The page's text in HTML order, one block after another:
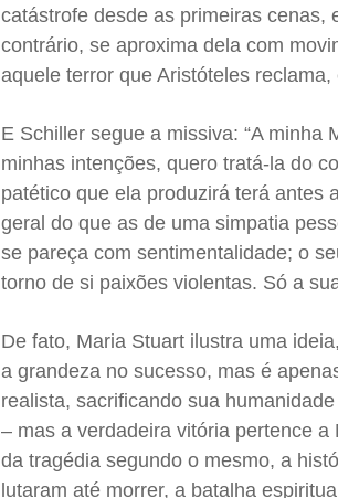
catástrofe desde as primeiras cenas,
contrário, se aproxima dela com
aquele terror que Aristóteles
E Schiller segue a missiva: “A minha
minhas intenções, quero tratá-la do
patético que ela produzirá terá antes
geral do que as de uma simpatia
se pareça com sentimentalidade; o
torno de si paixões violentas. Só a
De fato, Maria Stuart ilustra uma
a grandeza no sucesso, mas é
realista, sacrificando sua
– mas a verdadeira vitória pertence
da tragédia segundo o mesmo, a
lutaram até morrer, a batalha